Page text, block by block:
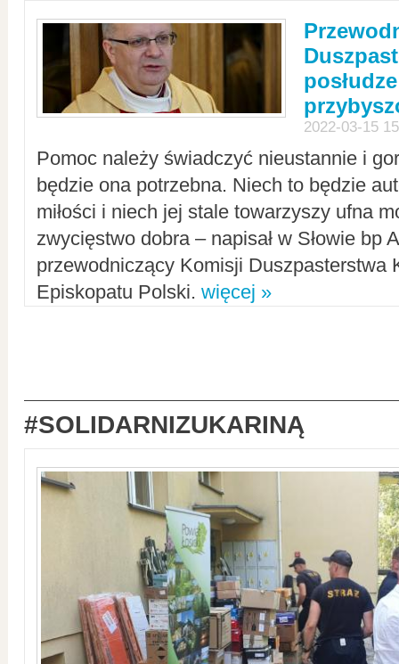
2022-03-15
Pomoc należy świadczyć nieustannie i
będzie ona potrzebna. Niech to będzie
miłości i niech jej stale towarzyszy ufna
zwycięstwo dobra – napisał w Słowie bp
przewodniczący Komisji Duszpasterstwa
Episkopatu Polski. więcej »
#SOLIDARNIZUKARINĄ